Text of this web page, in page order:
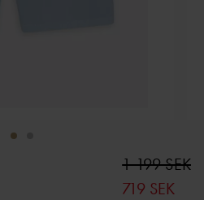
1 199 SEK
719 SEK